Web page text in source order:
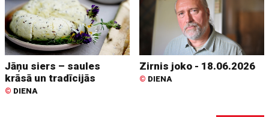
Jāņu siers – saules
krāsā un tradīcijās
© DIENA
Zirnis joko - 18.06.2026
© DIENA